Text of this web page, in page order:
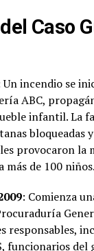
Caso
Un incendio se
ABC,
infantil. La
bloqueadas
provocaron la
más de 100 niños.
: Comienza
responsables,
funcionarios del